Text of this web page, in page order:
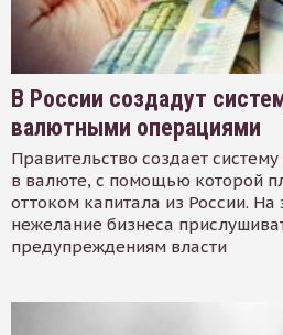
В России создадут
валютными операциями
Правительство создает
в валюте, с помощью которой
оттоком капитала из России. На
нежелание бизнеса
предупреждениям власти